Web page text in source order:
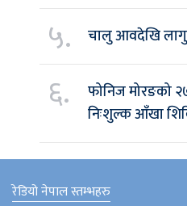
५. चालु आवदेखि लागु
६.
फोनिज मोरङको
निःशुल्क आँखा
रेडियो नेपाल स्तम्भहरु